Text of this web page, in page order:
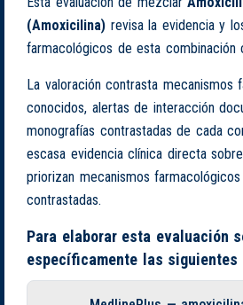
(Amoxicilina) revisa la evidencia y
farmacológicos de esta combinación
La valoración contrasta mecanismos
conocidos, alertas de interacción
monografías contrastadas de cada
escasa evidencia clínica directa
priorizan mecanismos
contrastadas.
Para elaborar esta evaluación
específicamente las siguientes